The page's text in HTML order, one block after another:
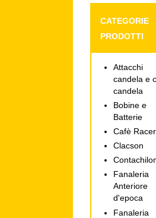
CATEGORIE
PRODOTTI
Attacchi
candela e
candela
Bobine e
Batterie
Cafè Racer
Clacson
Fanaleria
Anteriore
d'epoca
Fanaleria